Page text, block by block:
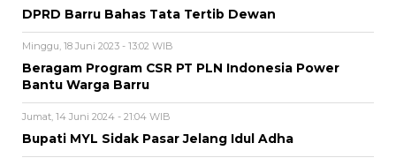
DPRD Barru Bahas Tata Tertib Dewan
Minggu, 18 Juni 2023 - 13:02 WIB
Beragam Program CSR PT PLN Indonesia Power
Bantu Warga Barru
Jumat, 14 Juni 2024 - 21:04 WIB
Bupati MYL Sidak Pasar Jelang Idul Adha